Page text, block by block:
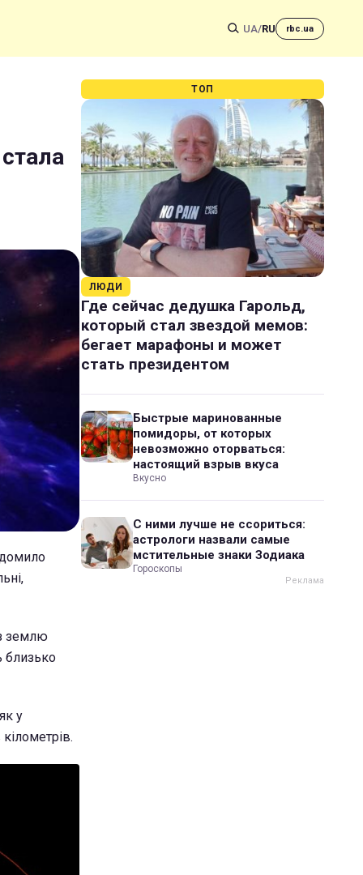
UA/RU rbc.ua
землю
близько
у
ТОП
ЛЮДИ
Где сейчас дедушка Гарольд,
который стал звездой мемов:
бегает марафоны и может
стать президентом
Быстрые маринованные
помидоры, от которых
невозможно оторваться:
настоящий взрыв вкуса
Вкусно
С ними лучше не ссориться:
астрологи назвали самые
мстительные знаки Зодиака
Гороскопы